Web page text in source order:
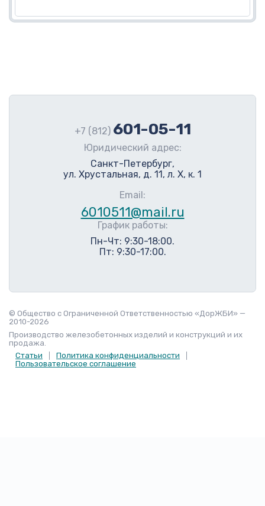
+7 (812) 601-05-11
Юридический адрес:
Санкт-Петербург,
ул. Хрустальная, д. 11, л. Х, к. 1
Email:
6010511@mail.ru
График работы:
Пн-Чт: 9:30-18:00.
Пт: 9:30-17:00.
© Общество с Ограниченной Ответственностью «ДорЖБИ» —
2010-2026
Производство железобетонных изделий и конструкций и их
продажа.
Статьи
Политика конфиденциальности
Пользовательское соглашение